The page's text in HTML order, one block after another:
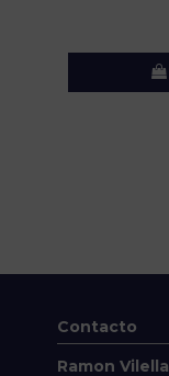
Contacto
Ramon Vilella